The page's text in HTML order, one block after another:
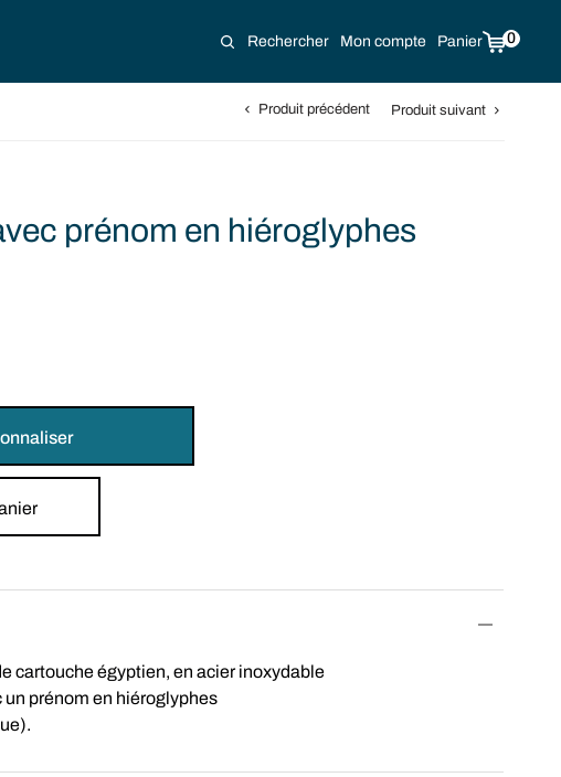
Rechercher Mon compte Panier 0
Produit précédent Produit suivant
prénom en hiéroglyphes
cartouche égyptien, en acier inoxydable
prénom en hiéroglyphes